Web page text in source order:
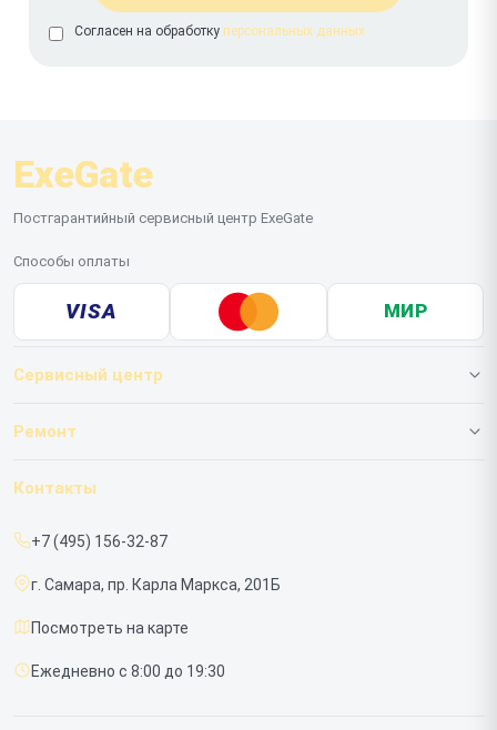
Согласен на обработку персональных данных
ExeGate
Постгарантийный сервисный центр ExeGate
Способы оплаты
VISA МИР
Сервисный центр
О нашем сервисе
Срочный ремонт
Доставка и способы оплаты
Диагностика
Контакты
Ремонт
ИБП
Контакты
+7 (495) 156-32-87
г. Самара, пр. Карла Маркса, 201Б
Посмотреть на карте
Ежедневно с 8:00 до 19:30